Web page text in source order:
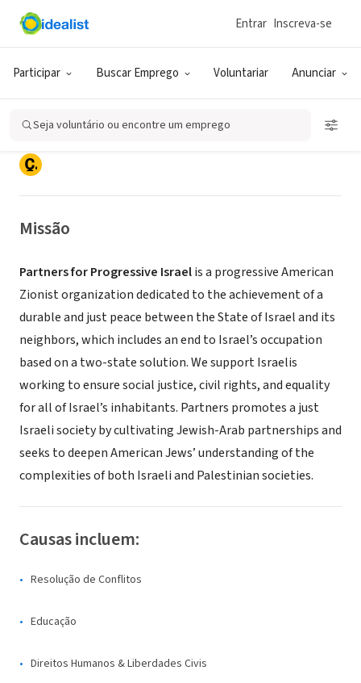
Participar Buscar Emprego Voluntariar Anunciar
Entrar Inscreva-se
Seja voluntário ou encontre um emprego
Partners for Progressive Israel
New York, NY www.progressiveisrael.org/
Missão
Partners for Progressive Israelis a progressive American
Zionist organization dedicated to the achievement of a
durable and just peace between the State of Israel and its
neighbors, which includes an end to Israel’s occupation
based on a two-state solution. We support Israelis
working to ensure social justice, civil rights, and equality
for all of Israel’s inhabitants. Partners promotes a just
Israeli society by cultivating Jewish-Arab partnerships and
seeks to deepen American Jews’ understanding of the
complexities of both Israeli and Palestinian societies.
Causas incluem:
Resolução de Conflitos
Educação
Direitos Humanos & Liberdades Civis